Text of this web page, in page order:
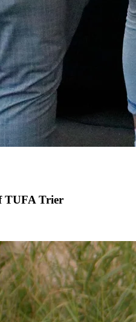
TUFA Trier